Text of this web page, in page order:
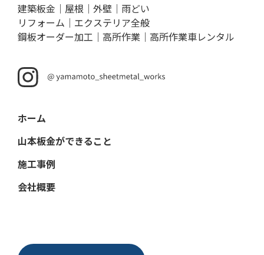
建築板金｜屋根｜外壁｜雨どい
リフォーム｜エクステリア全般
鋼板オーダー加工｜高所作業｜高所作業車レンタル
ホーム
山本板金ができること
施工事例
会社概要